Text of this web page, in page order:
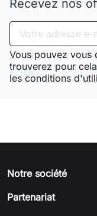
Recevez nos
Vous pouvez vous
trouverez pour
les conditions
Notre société
Partenariat